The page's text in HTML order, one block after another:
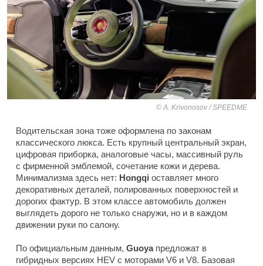
A. Krivonosov / SPEEDME
Водительская зона тоже оформлена по законам
классического люкса. Есть крупный центральный экран,
цифровая приборка, аналоговые часы, массивный руль
с фирменной эмблемой, сочетание кожи и дерева.
Минимализма здесь нет: Hongqi оставляет много
декоративных деталей, полированных поверхностей и
дорогих фактур. В этом классе автомобиль должен
выглядеть дорого не только снаружи, но и в каждом
движении руки по салону.
По официальным данным, Guoyaпредложат в
гибридных версиях HEV с моторами V6 и V8. Базовая